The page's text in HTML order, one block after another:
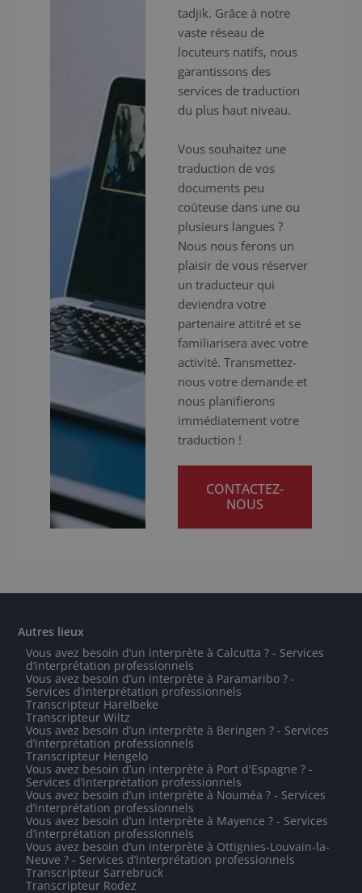
tadjik. Grâce à notre
vaste réseau de
locuteurs natifs, nous
garantissons des
services de traduction
du plus haut niveau.
Vous souhaitez une
traduction de vos
documents peu
coûteuse dans une ou
plusieurs langues ?
Nous nous ferons un
plaisir de vous réserver
un traducteur qui
deviendra votre
partenaire attitré et se
familiarisera avec votre
activité. Transmettez-
nous votre demande et
nous planifierons
immédiatement votre
traduction !
CONTACTEZ-
NOUS
Autres lieux
Vous avez besoin d’un interprète à Calcutta ? - Services
d’interprétation professionnels
Vous avez besoin d’un interprète à Paramaribo ? -
Services d’interprétation professionnels
Transcripteur Harelbeke
Transcripteur Wiltz
Vous avez besoin d’un interprète à Beringen ? - Services
d’interprétation professionnels
Transcripteur Hengelo
Vous avez besoin d’un interprète à Port d'Espagne ? -
Services d’interprétation professionnels
Vous avez besoin d’un interprète à Nouméa ? - Services
d’interprétation professionnels
Vous avez besoin d’un interprète à Mayence ? - Services
d’interprétation professionnels
Vous avez besoin d’un interprète à Ottignies-Louvain-la-
Neuve ? - Services d’interprétation professionnels
Transcripteur Sarrebruck
Transcripteur Rodez